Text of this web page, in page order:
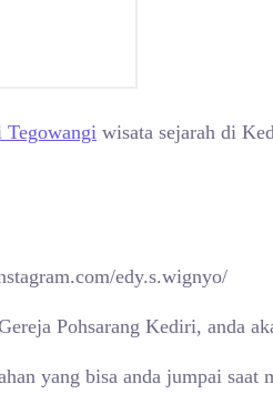
Tegowangi wisata sejarah di
edy.s.wignyo/
Pohsarang Kediri, anda
yang bisa anda jumpai